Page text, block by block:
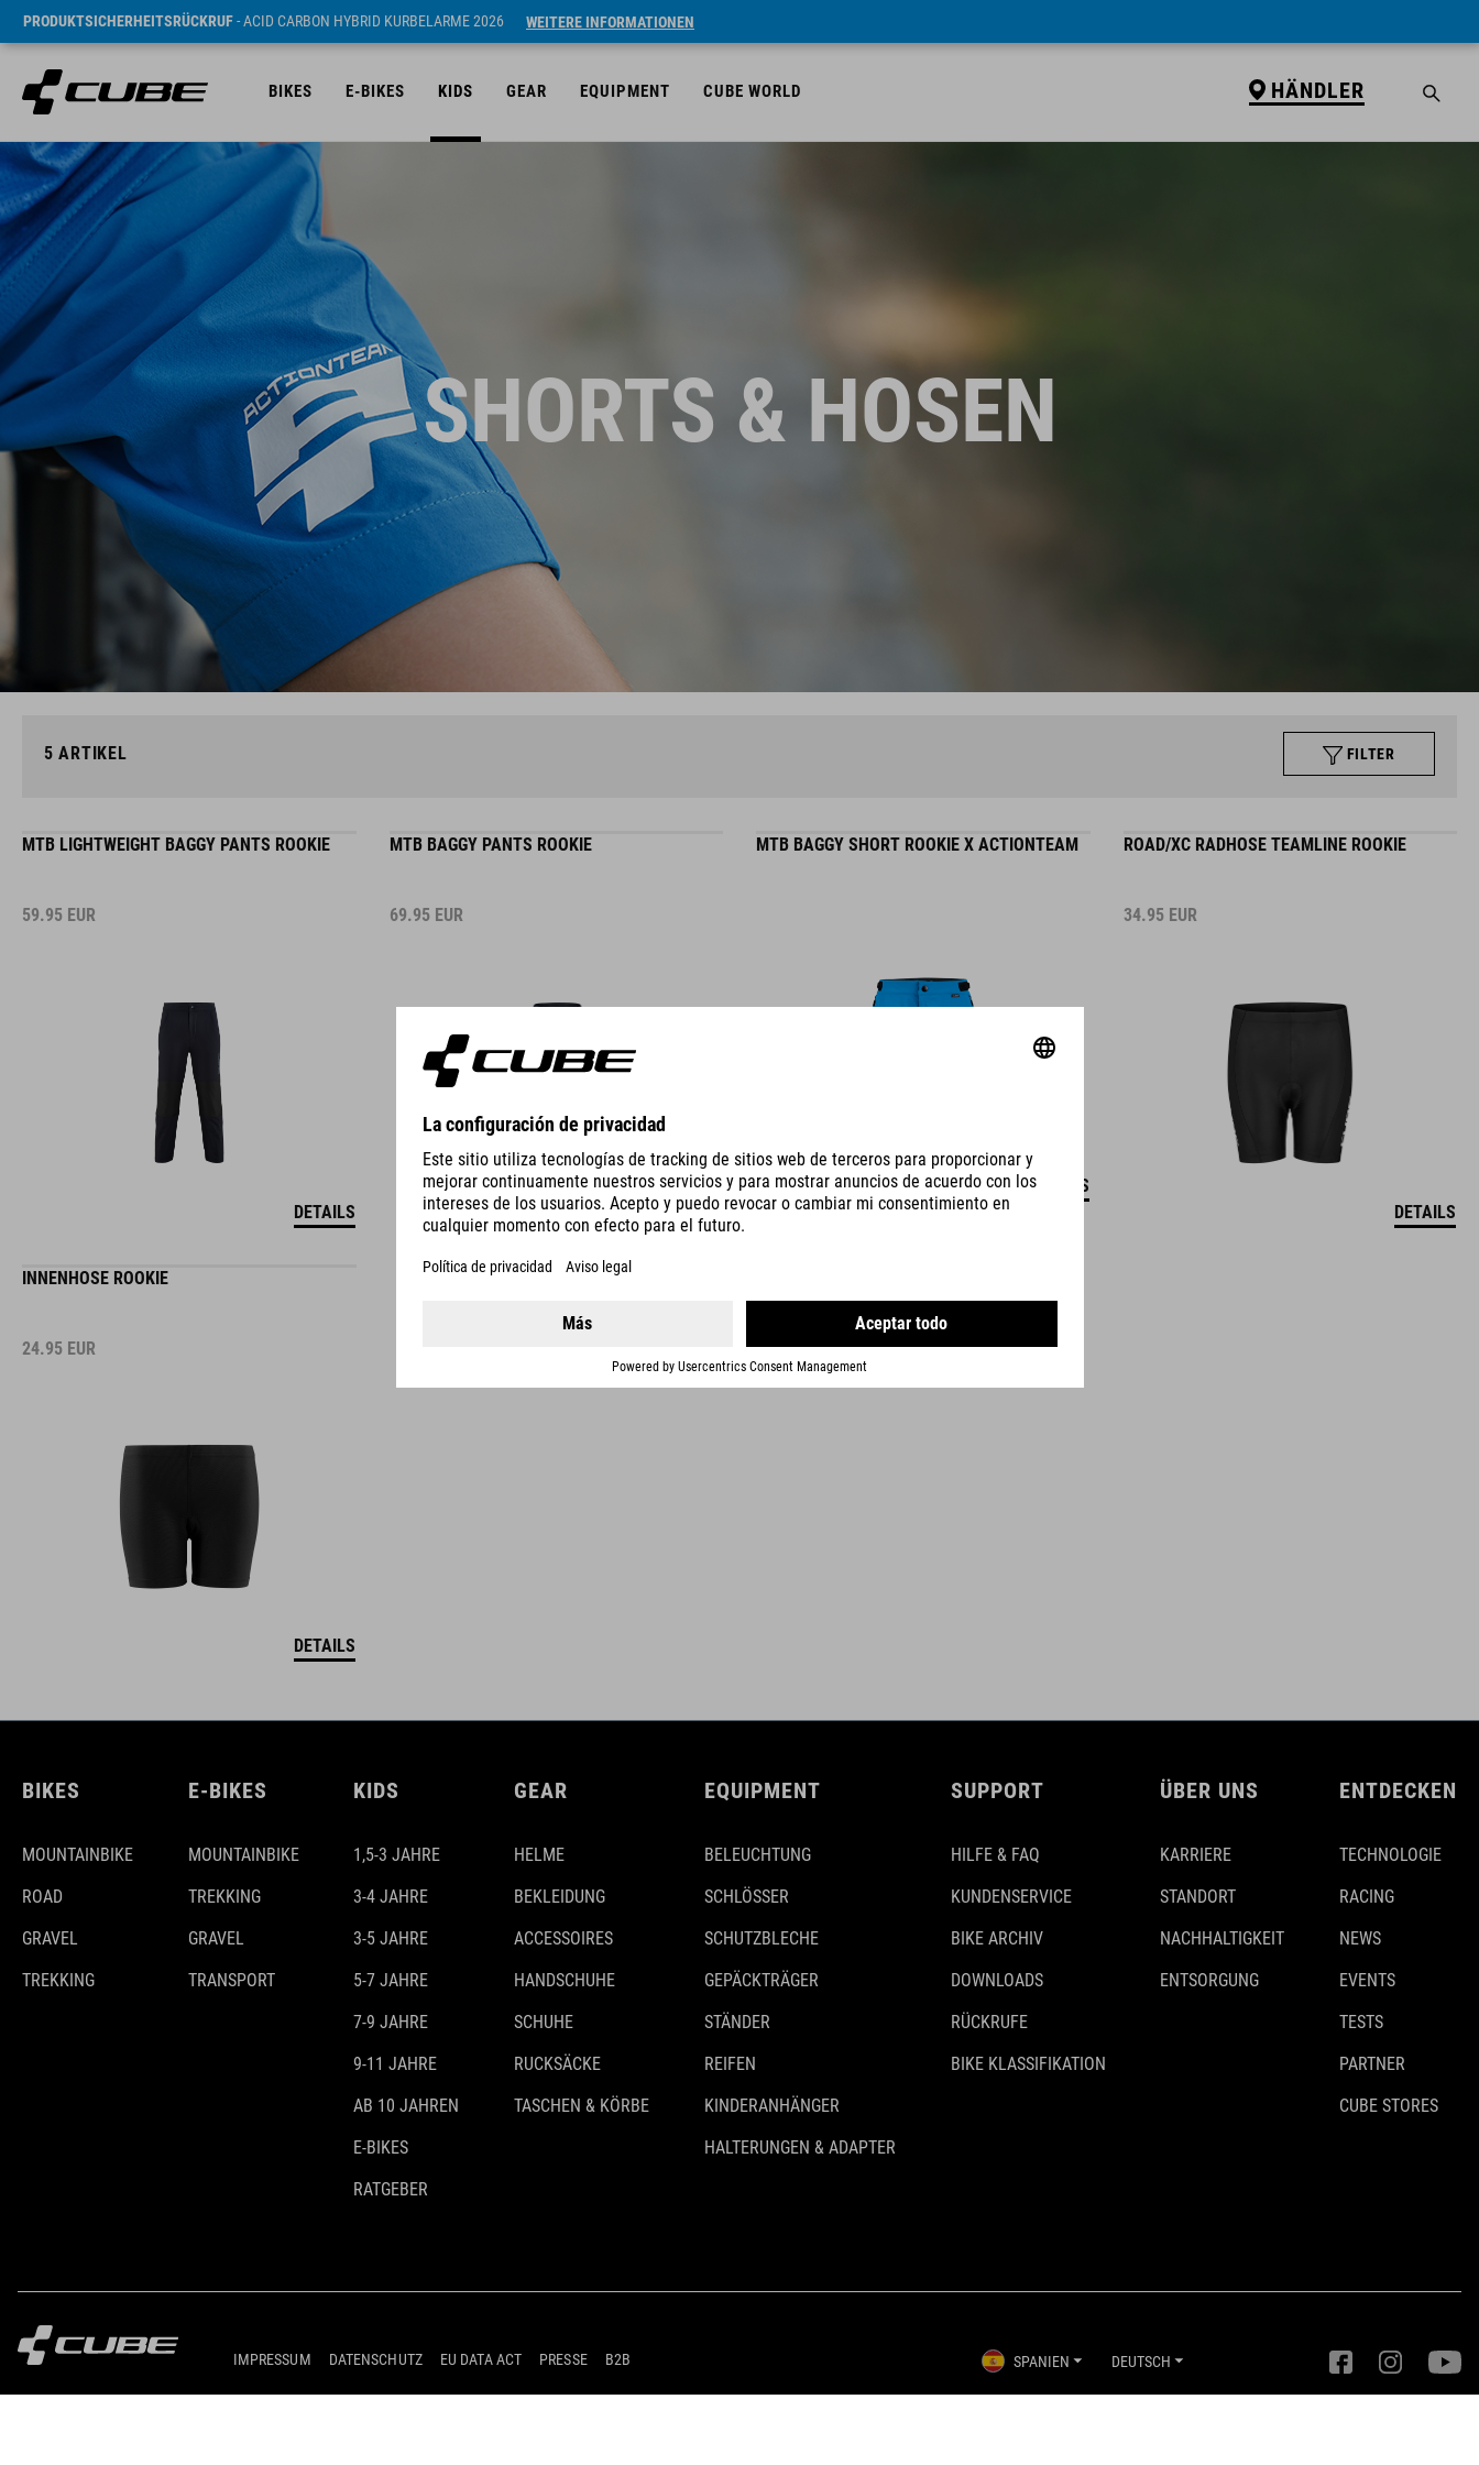
PRODUKTSICHERHEITSRÜCKRUF- ACID CARBON HYBRID KURBELARME 2026 WEITERE INFORMATIONEN
BIKES E-BIKES KIDS GEAR EQUIPMENT CUBE WORLD HÄNDLER
SHORTS & HOSEN
5 ARTIKEL FILTER
MTB LIGHTWEIGHT BAGGY PANTS ROOKIE
59.95 EUR
DETAILS
MTB BAGGY PANTS ROOKIE
69.95 EUR
DETAILS
MTB BAGGY SHORT ROOKIE X ACTIONTEAM
DETAILS
ROAD/XC RADHOSE TEAMLINE ROOKIE
34.95 EUR
DETAILS
INNENHOSE ROOKIE
24.95 EUR
DETAILS
BIKES
MOUNTAINBIKE
ROAD
GRAVEL
TREKKING
E-BIKES
MOUNTAINBIKE
TREKKING
GRAVEL
TRANSPORT
KIDS
1,5-3 JAHRE
3-4 JAHRE
3-5 JAHRE
5-7 JAHRE
7-9 JAHRE
9-11 JAHRE
AB 10 JAHREN
E-BIKES
RATGEBER
GEAR
HELME
BEKLEIDUNG
ACCESSOIRES
HANDSCHUHE
SCHUHE
RUCKSÄCKE
TASCHEN & KÖRBE
EQUIPMENT
BELEUCHTUNG
SCHLÖSSER
SCHUTZBLECHE
GEPÄCKTRÄGER
STÄNDER
REIFEN
KINDERANHÄNGER
HALTERUNGEN & ADAPTER
SUPPORT
HILFE & FAQ
KUNDENSERVICE
BIKE ARCHIV
DOWNLOADS
RÜCKRUFE
BIKE KLASSIFIKATION
ÜBER UNS
KARRIERE
STANDORT
NACHHALTIGKEIT
ENTSORGUNG
ENTDECKEN
TECHNOLOGIE
RACING
NEWS
EVENTS
TESTS
PARTNER
CUBE STORES
IMPRESSUM DATENSCHUTZ EU DATA ACT PRESSE B2B SPANIEN DEUTSCH